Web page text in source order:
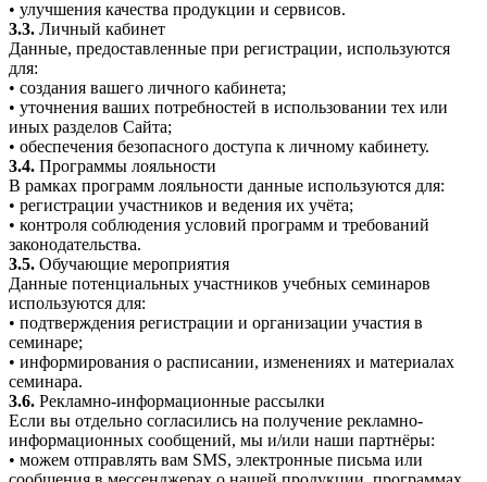
• улучшения качества продукции и сервисов.
3.3. Личный кабинет
Данные, предоставленные при регистрации, используются
для:
• создания вашего личного кабинета;
• уточнения ваших потребностей в использовании тех или
иных разделов Сайта;
• обеспечения безопасного доступа к личному кабинету.
3.4. Программы лояльности
В рамках программ лояльности данные используются для:
• регистрации участников и ведения их учёта;
• контроля соблюдения условий программ и требований
законодательства.
3.5. Обучающие мероприятия
Данные потенциальных участников учебных семинаров
используются для:
• подтверждения регистрации и организации участия в
семинаре;
• информирования о расписании, изменениях и материалах
семинара.
3.6. Рекламно-информационные рассылки
Если вы отдельно согласились на получение рекламно-
информационных сообщений, мы и/или наши партнёры:
• можем отправлять вам SMS, электронные письма или